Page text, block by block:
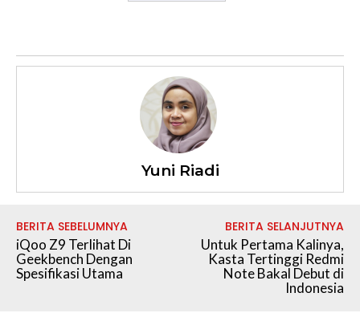
Yuni Riadi
BERITA SEBELUMNYA
iQoo Z9 Terlihat Di
Geekbench Dengan
Spesifikasi Utama
BERITA SELANJUTNYA
Untuk Pertama Kalinya,
Kasta Tertinggi Redmi
Note Bakal Debut di
Indonesia